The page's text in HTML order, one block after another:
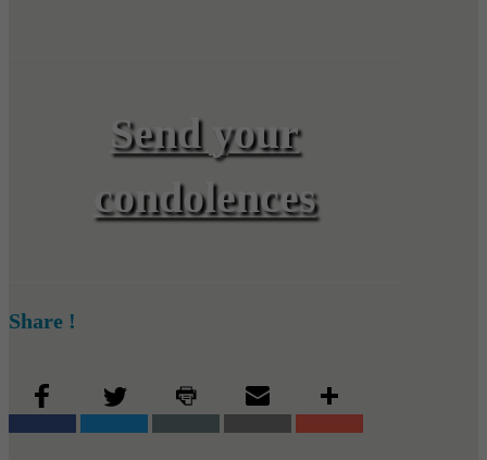
Send your
condolences
Share !